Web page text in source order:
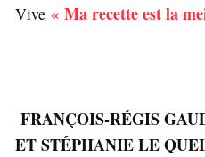
Vive « Ma recette est la
FRANÇOIS-RÉGIS
ET STÉPHANIE LE